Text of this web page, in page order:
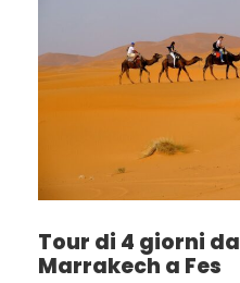
Tour di 4 giorni da
Marrakech a Fes